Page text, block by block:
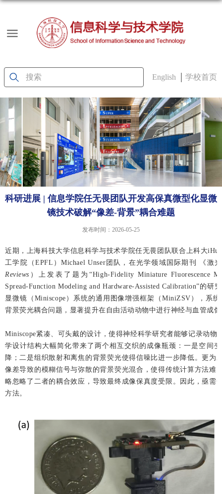
English 学校首页
科研进展 | 信息学院任无畏团队开发高保真微型化显微
镜技术破解“像差-背景”耦合难题
发布时间：2026-05-25
近期，上海科技大学信息科学与技术学院任无畏团队联合上科大
工学院（EPFL）Michael Unser团队，在光学领域国际期刊 《激
Reviews ）上发表了题为“High-Fidelity Miniature Fluorescence
Spread-Function Modeling and Hardware-Assisted Calibration”的
显微镜（Miniscope）系统的通用图像增强框架（MiniZSV），系
背景荧光耦合问题，显著提升在自由活动动物中进行神经与血管成
Miniscope紧凑、可头戴的设计，使得神经科学研究者能够记录动物
学设计结构大幅简化带来了两个相互交织的成像瓶颈：一是空间
降；二是组织散射和离焦的背景荧光使得信噪比进一步降低。更为
像差导致的模糊信号与弥散的背景荧光混合，使得传统计算方法难
略忽略了二者的耦合效应，导致最终成像保真度受限。因此，亟需
方法。